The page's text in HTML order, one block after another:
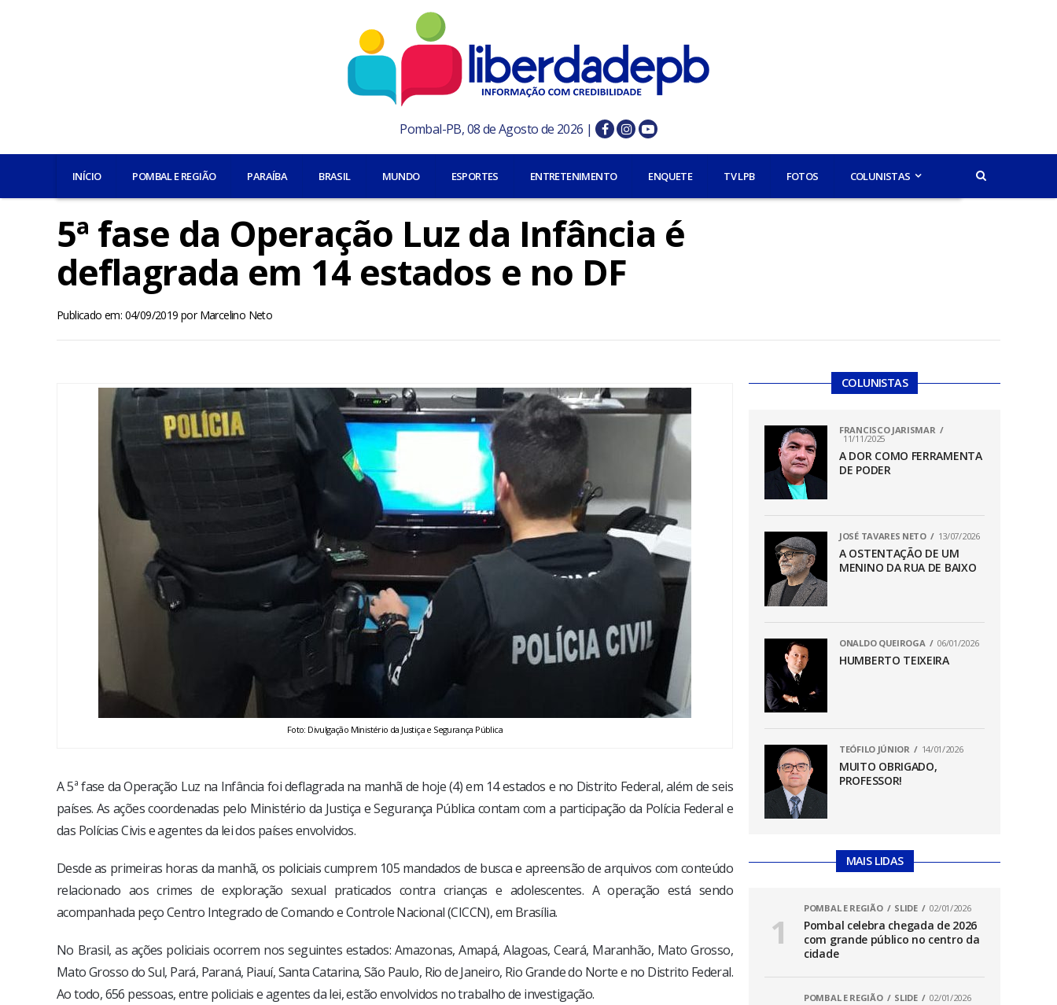
Pombal-PB, 08 de Agosto de 2026 |
INÍCIO POMBAL E REGIÃO PARAÍBA BRASIL MUNDO ESPORTES ENTRETENIMENTO ENQUETE TV LPB FOTOS COLUNISTAS
5ª fase da Operação Luz da Infância é
deflagrada em 14 estados e no DF
Publicado em: 04/09/2019 porMarcelino Neto
Foto: Divulgação Ministério da Justiça e Segurança Pública
A 5ª fase da Operação Luz na Infância foi deflagrada na manhã de hoje (4) em 14 estados e no Distrito Federal, além de seis
países. As ações coordenadas pelo Ministério da Justiça e Segurança Pública contam com a participação da Polícia Federal e
das Polícias Civis e agentes da lei dos países envolvidos.
Desde as primeiras horas da manhã, os policiais cumprem 105 mandados de busca e apreensão de arquivos com conteúdo
relacionado aos crimes de exploração sexual praticados contra crianças e adolescentes. A operação está sendo
acompanhada peço Centro Integrado de Comando e Controle Nacional (CICCN), em Brasília.
No Brasil, as ações policiais ocorrem nos seguintes estados: Amazonas, Amapá, Alagoas, Ceará, Maranhão, Mato Grosso,
Mato Grosso do Sul, Pará, Paraná, Piauí, Santa Catarina, São Paulo, Rio de Janeiro, Rio Grande do Norte e no Distrito Federal.
Ao todo, 656 pessoas, entre policiais e agentes da lei, estão envolvidos no trabalho de investigação.
COLUNISTAS
FRANCISCO JARISMAR
11/11/2025
A DOR COMO FERRAMENTA
DE PODER
JOSÉ TAVARES NETO 13/07/2026
A OSTENTAÇÃO DE UM
MENINO DA RUA DE BAIXO
ONALDO QUEIROGA 06/01/2026
HUMBERTO TEIXEIRA
TEÓFILO JÚNIOR 14/01/2026
MUITO OBRIGADO,
PROFESSOR!
MAIS LIDAS
POMBAL E REGIÃO SLIDE 02/01/2026
Pombal celebra chegada de 2026
com grande público no centro da
cidade
POMBAL E REGIÃO SLIDE 02/01/2026